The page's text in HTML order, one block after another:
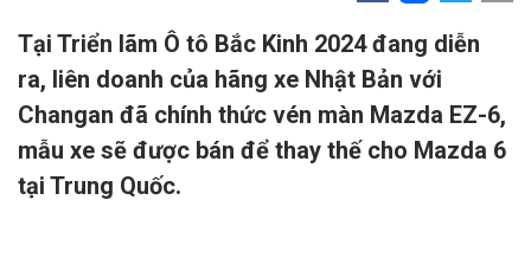
Tại Triển lãm Ô tô Bắc Kinh 2024 đang diễn
ra, liên doanh của hãng xe Nhật Bản với
Changan đã chính thức vén màn Mazda EZ-6,
mẫu xe sẽ được bán để thay thế cho Mazda 6
tại Trung Quốc.